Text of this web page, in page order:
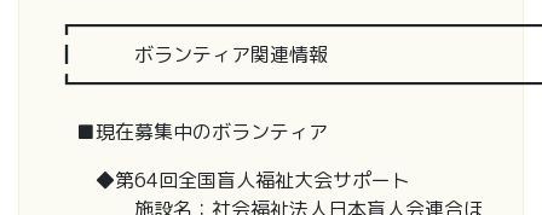
┃ ボランティア関連情報
■現在募集中のボランティア
◆第64回全国盲人福祉大会サポート
施設名：社会福祉法人日本盲人会連合ほ